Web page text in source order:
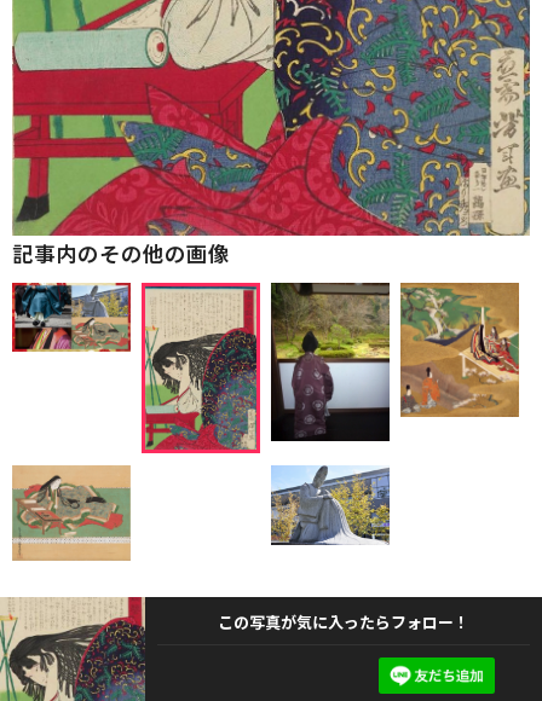
記事内のその他の画像
この写真が気に入ったらフォロー！